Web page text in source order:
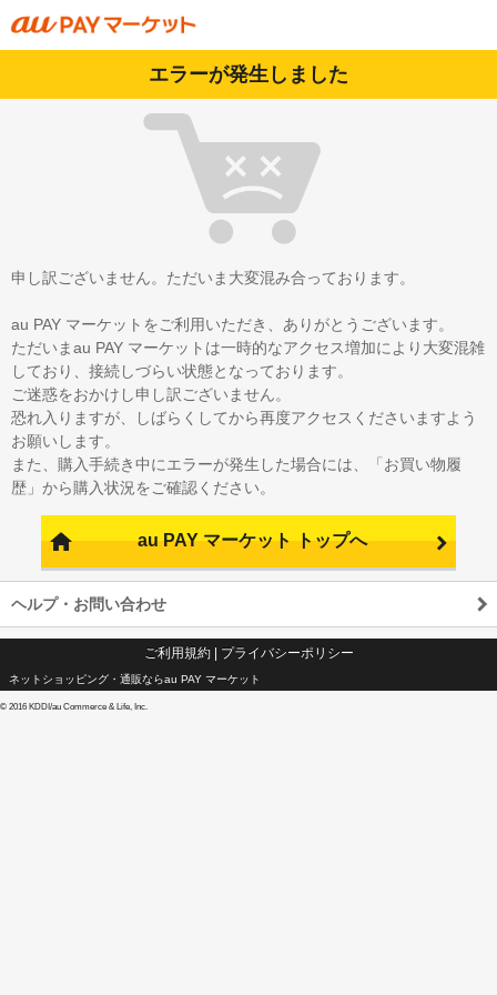
エラーが発生しました
申し訳ございません。ただいま大変混み合っております。
au PAY マーケットをご利用いただき、ありがとうございます。
ただいまau PAY マーケットは一時的なアクセス増加により大変混雑
しており、接続しづらい状態となっております。
ご迷惑をおかけし申し訳ございません。
恐れ入りますが、しばらくしてから再度アクセスくださいますよう
お願いします。
また、購入手続き中にエラーが発生した場合には、「お買い物履
歴」から購入状況をご確認ください。
au PAY マーケット トップへ
ヘルプ・お問い合わせ
ご利用規約| プライバシーポリシー
ネットショッピング・通販ならau PAY マーケット
© 2016 KDDI/au Commerce & Life, Inc.